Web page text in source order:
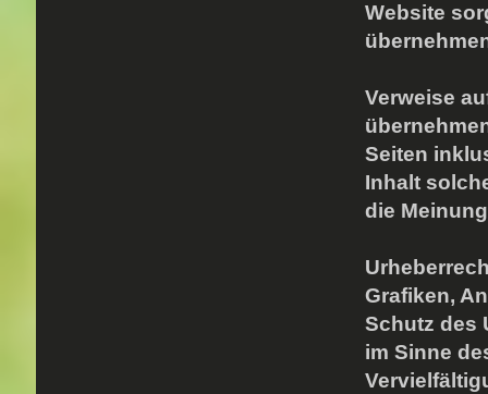
Website
Verweise
Seiten
Inhalt
die
Grafiken,
Schutz des
im Sinne